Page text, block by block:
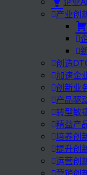
产业创
创造
加速企
创新业
产品驱
转型敏
精益产
培养创
提升创
运营创